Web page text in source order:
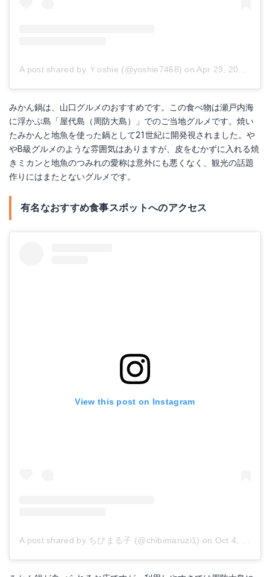
A post shared by Ｙoshie (@yoshie7468) on Apr 29, 2018 at 7:59am PDT
みかん鍋は、山口グルメのおすすめです。この食べ物は瀬戸内海
に浮かぶ島「屋代島（周防大島）」でのご当地グルメです。焼い
たみかんと地魚を使った鍋として21世紀に開発視されました。や
やB級グルメのような雰囲気はありますが、皮をむかずに入れる焼
きミカンと地魚のつみれの愛称は意外にも悪くなく、観光の話題
作りにはまたとないグルメです。
有名なおすすめ食事スポットへのアクセス
View this post on Instagram
A post shared by ちびまる子 (@chibimaruzi1) on Oct 4, 2018 at 6:21am PDT